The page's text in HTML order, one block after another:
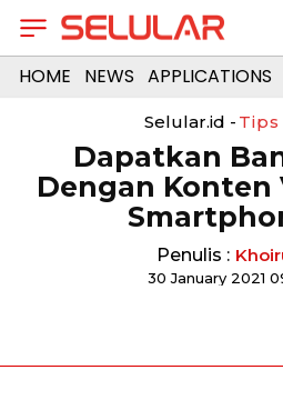
HOME NEWS APPLICATIONS
Selular.id -
Dapatkan
Dengan Konten
Penulis :
30 January 2021